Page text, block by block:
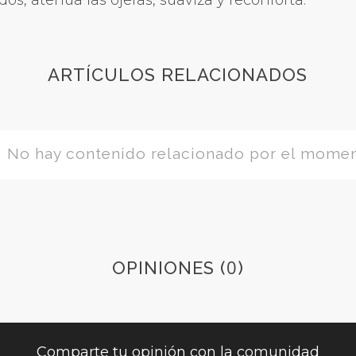
ARTÍCULOS RELACIONADOS
No hay contenido relacionado por el
OPINIONES (0)
Comparte tu opinión con la comunidad